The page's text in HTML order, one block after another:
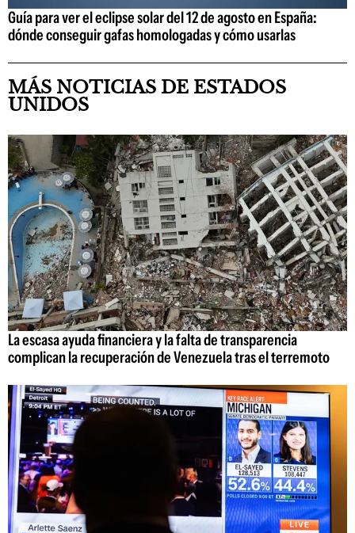
Guía para ver el eclipse solar del 12 de agosto en España:
dónde conseguir gafas homologadas y cómo usarlas
MÁS NOTICIAS DE ESTADOS
UNIDOS
La escasa ayuda financiera y la falta de transparencia
complican la recuperación de Venezuela tras el terremoto